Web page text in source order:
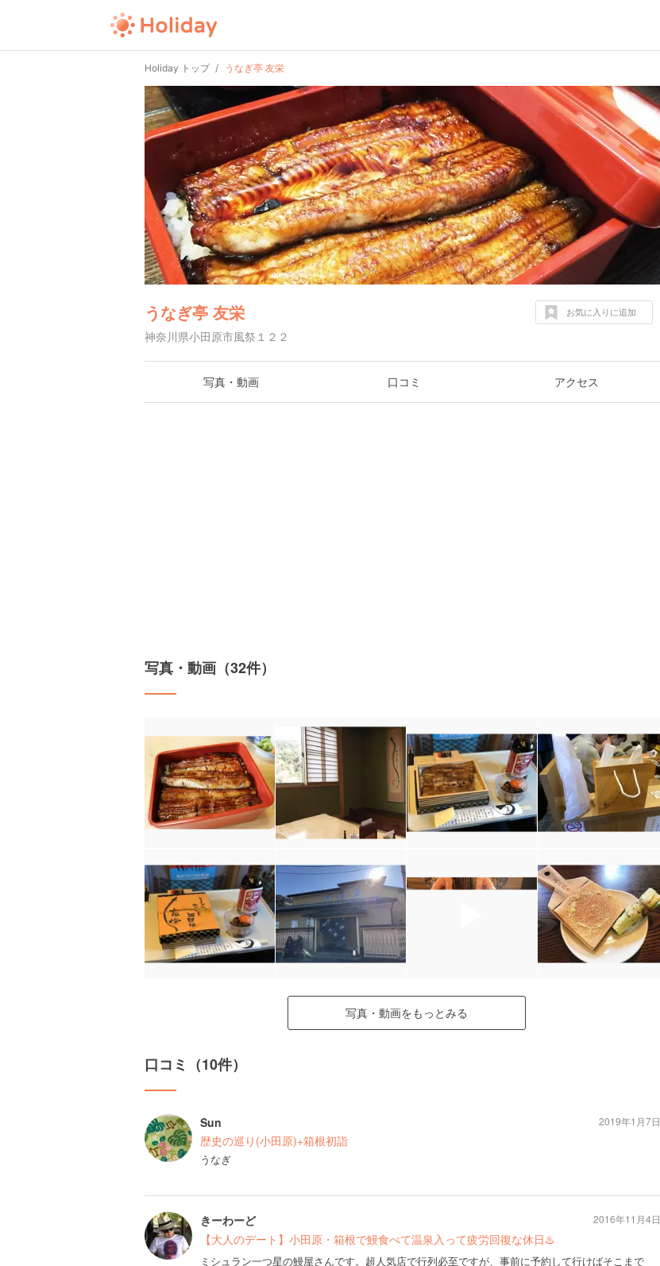
Holiday トップ うなぎ亭 友栄
うなぎ亭 友栄
神奈川県小田原市風祭１２２
お気に入りに追加
写真・動画 口コミ アクセス
写真・動画（32件）
写真・動画をもっとみる
口コミ（10件）
Sun
歴史の巡り(小田原)+箱根初詣
うなぎ
2019年1月7日
きーわーど
【大人のデート】小田原・箱根で鰻食べて温泉入って疲労回復な休日♨️
ミシュラン一つ星の鰻屋さんです。超人気店で行列必至ですが、事前に予約して行けばそこまで
2016年11月4日